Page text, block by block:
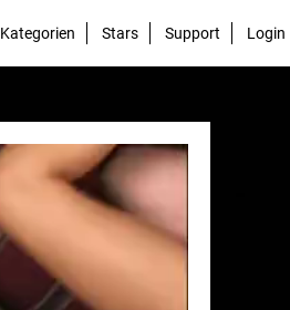
Kategorien Stars Support Login